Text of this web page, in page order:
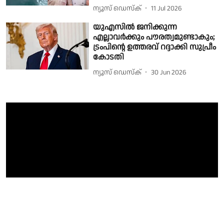
ന്യൂസ് ഡെസ്ക് 11 Jul 2026
യുഎസിൽ ജനിക്കുന്ന
എല്ലാവര്‍ക്കും പൗരത്വമുണ്ടാകും;
ട്രംപിന്റെ ഉത്തരവ് റദ്ദാക്കി സുപ്രീം
കോടതി
ന്യൂസ് ഡെസ്ക് 30 Jun 2026